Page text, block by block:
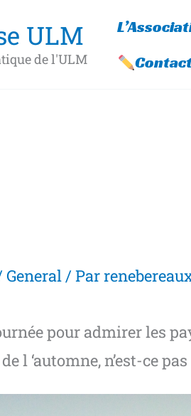
ULM
de l'ULM
General/ Par
pour admirer les
l ‘automne, n’est-ce pas